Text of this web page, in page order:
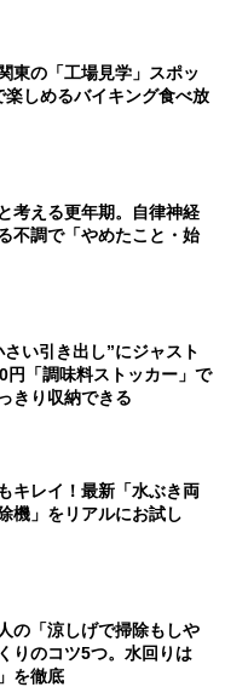
東の「工場見学」スポッ
楽しめるバイキング食べ放
考える更年期。自律神経
不調で「やめたこと・始
い引き出し”にジャスト
円「調味料ストッカー」で
きり収納できる
キレイ！最新「水ぶき両
機」をリアルにお試し
の「涼しげで掃除もしや
りのコツ5つ。水回りは
を徹底